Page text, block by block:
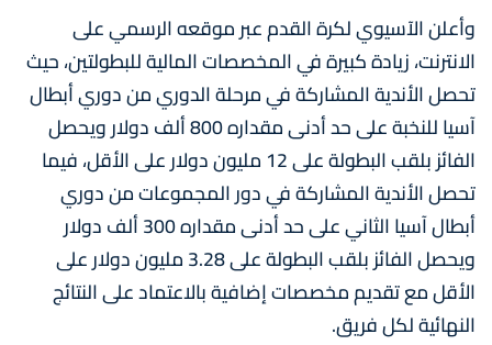
وأعلن الآسيوي لكرة القدم عبر موقعه الرسمي على
الانترنت، زيادة كبيرة في المخصصات المالية للبطولتين، حيث
تحصل الأندية المشاركة في مرحلة الدوري من دوري أبطال
آسيا للنخبة على حد أدنى مقداره 800 ألف دولار ويحصل
الفائز بلقب البطولة على 12 مليون دولار على الأقل، فيما
تحصل الأندية المشاركة في دور المجموعات من دوري
أبطال آسيا الثاني على حد أدنى مقداره 300 ألف دولار
ويحصل الفائز بلقب البطولة على 3.28 مليون دولار على
الأقل مع تقديم مخصصات إضافية بالاعتماد على النتائج
النهائية لكل فريق.